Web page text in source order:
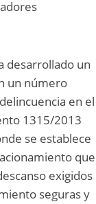
desarrollado un
un número
en el
1315/2013
se establece
que
exigidos
seguras y